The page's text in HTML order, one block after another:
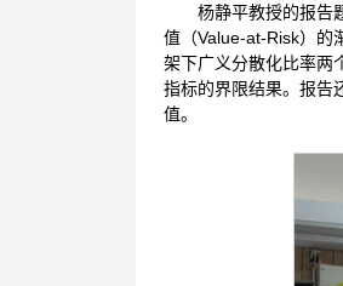
杨静平教授的报告
值（Value-at-Risk）的
架下广义分散化比率两
指标的界限结果。报告
值。